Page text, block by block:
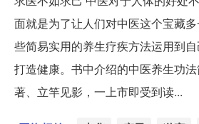
面就是为了让人们对中医这个宝藏
些简易实用的养生疗疾方法运用到
打造健康。书中介绍的中医养生功
著、立竿见影，一上市即受到读...